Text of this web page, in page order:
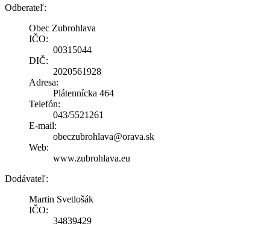
Odberateľ:
Obec Zubrohlava
IČO:
00315044
DIČ:
2020561928
Adresa:
Plátennícka 464
Telefón:
043/5521261
E-mail:
obeczubrohlava@orava.sk
Web:
www.zubrohlava.eu
Dodávateľ:
Martin Svetlošák
IČO:
34839429